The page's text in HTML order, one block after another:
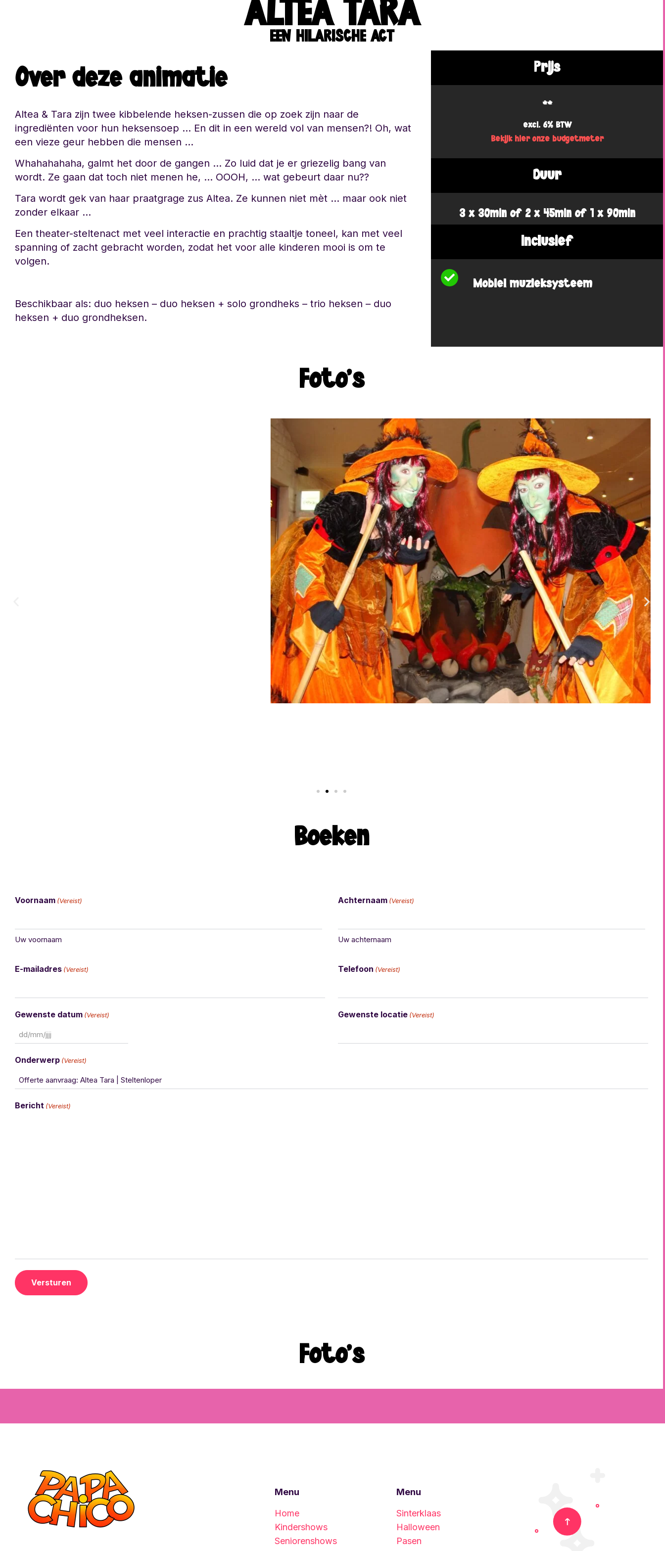
ALTEA TARA
EEN HILARISCHE ACT
Over deze animatie
Altea & Tara zijn twee kibbelende heksen-zussen die op zoek zijn naar de
ingrediënten voor hun heksensoep … En dit in een wereld vol van mensen?! Oh, wat
een vieze geur hebben die mensen …
Whahahahaha, galmt het door de gangen … Zo luid dat je er griezelig bang van
wordt. Ze gaan dat toch niet menen he, … OOOH, … wat gebeurt daar nu??
Tara wordt gek van haar praatgrage zus Altea. Ze kunnen niet mèt … maar ook niet
zonder elkaar …
Een theater-steltenact met veel interactie en prachtig staaltje toneel, kan met veel
spanning of zacht gebracht worden, zodat het voor alle kinderen mooi is om te
volgen.
Beschikbaar als: duo heksen – duo heksen + solo grondheks – trio heksen – duo
heksen + duo grondheksen.
Prijs
**
excl. 6% BTW
Bekijk hier onze budgetmeter
Duur
3 x 30min of 2 x 45min of 1 x 90min
Inclusief
Mobiel muzieksysteem
Foto's
Boeken
Voornaam (Vereist)
Uw voornaam
Achternaam (Vereist)
Uw achternaam
E-mailadres (Vereist) Telefoon (Vereist)
Gewenste datum (Vereist) Gewenste locatie (Vereist)
Onderwerp (Vereist)
Bericht (Vereist)
Foto's
Menu
Home
Kindershows
Seniorenshows
Menu
Sinterklaas
Halloween
Pasen